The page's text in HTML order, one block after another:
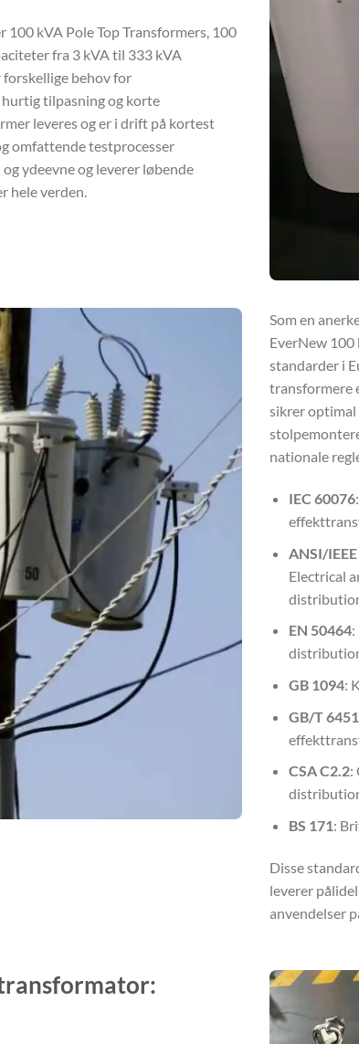
kVA Pole Top Transformers, 100
fra 3 kVA til 333 kVA
behov for
tilpasning og korte
leveres og er i drift på kortest
omfattende testprocesser
ydeevne og leverer løbende
hele verden.
Som en
EverNew
standarder i
transformere
sikrer optimal
nationale
IEC 60076
ANSI/
Electrical
EN 50464:
GB 1094:
GB/T 6451
CSA C2.2:
BS 171:
Disse
leverer
anvendelser